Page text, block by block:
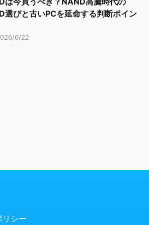
選びと古いPCを延命する判断ポイン
6/22
リシー